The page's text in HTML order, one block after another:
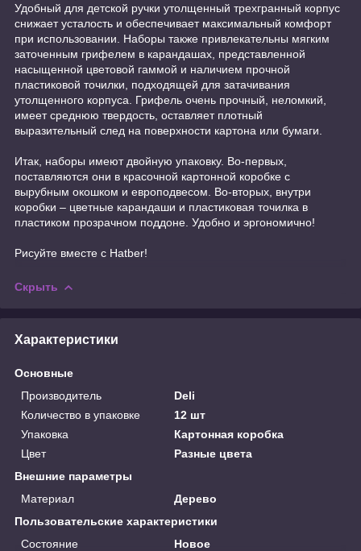
Удобный для детской ручки утолщенный трехгранный корпус
снижает усталость и обеспечивает максимальный комфорт
при использовании. Наборы также привлекательны мягким
заточенным грифелем в карандашах, представленной
насыщенной цветовой гаммой и наличием прочной
пластиковой точилки, подходящей для затачивания
утолщенного корпуса. Грифель очень прочный, неломкий,
имеет среднюю твердость, оставляет плотный
выразительный след на поверхности картона или бумаги.
Итак, наборы имеют двойную упаковку. Во-первых,
поставляются они в красочной картонной коробке с
вырубным окошком и европодвесом. Во-вторых, внутри
коробки – цветные карандаши и пластиковая точилка в
пластиком прозрачном поддоне. Удобно и эргономично!
Рисуйте вместе с Hatber!
Скрыть
Характеристики
Основные
Производитель
Deli
Количество в упаковке
12 шт
Упаковка
Картонная коробка
Цвет
Разные цвета
Внешние параметры
Материал
Дерево
Пользовательские характеристики
Состояние
Новое